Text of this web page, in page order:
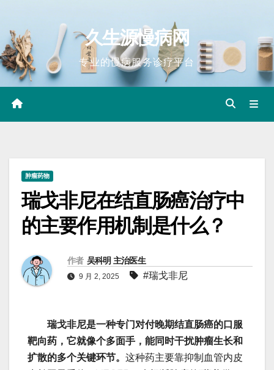
content
久生源慢病网
专业的慢病服务诊疗平台
肿瘤药物
瑞戈非尼在结直肠癌治疗中
的主要作用机制是什么？
作者 吴科明 主治医生
9 月 2, 2025 #瑞戈非尼
瑞戈非尼是一种专门对付晚期结直肠癌的口服
靶向药，它就像个多面手，能同时干扰肿瘤生长和
扩散的多个关键环节。 这种药主要靠抑制血管内皮